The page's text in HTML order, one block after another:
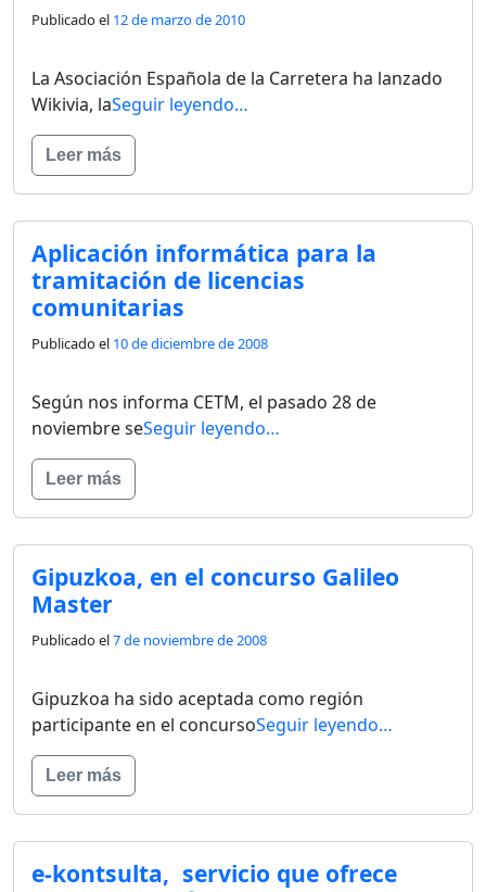
Publicado el 12 de marzo de 2010
La Asociación Española de la Carretera ha lanzado
Wikivia, laSeguir leyendo…
Leer más
Aplicación informática para la
tramitación de licencias
comunitarias
Publicado el 10 de diciembre de 2008
Según nos informa CETM, el pasado 28 de
noviembre seSeguir leyendo…
Leer más
Gipuzkoa, en el concurso Galileo
Master
Publicado el7 de noviembre de 2008
Gipuzkoa ha sido aceptada como región
participante en el concursoSeguir leyendo…
Leer más
e-kontsulta, servicio que ofrece